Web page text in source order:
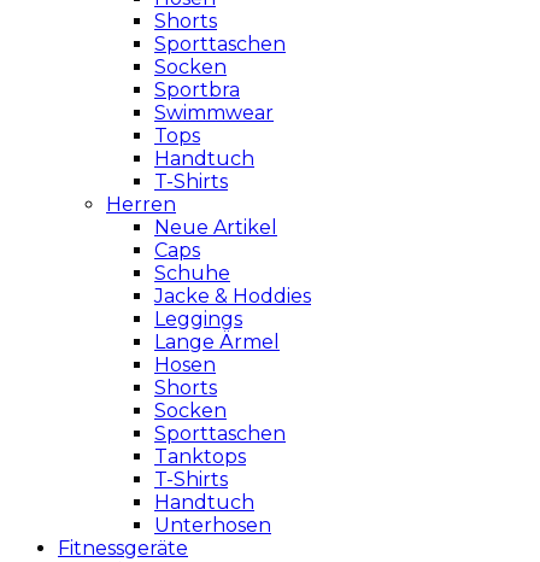
Shorts
Sporttaschen
Socken
Sportbra
Swimmwear
Tops
Handtuch
T-Shirts
Herren
Neue Artikel
Caps
Schuhe
Jacke & Hoddies
Leggings
Lange Ärmel
Hosen
Shorts
Socken
Sporttaschen
Tanktops
T-Shirts
Handtuch
Unterhosen
Fitnessgeräte